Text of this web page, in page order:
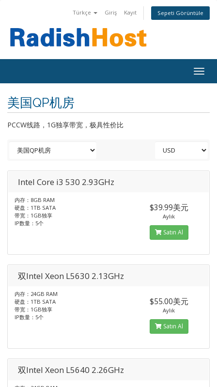
Türkçe Giriş Kayıt Sepeti Görüntüle
美国QP机房
PCCW线路，1G独享带宽，极具性价比
Intel Core i3 530 2.93GHz
内存：8GB RAM
硬盘：1TB SATA
带宽：1GB独享
IP数量：5个
$39.99美元
Aylık
Satın Al
双Intel Xeon L5630 2.13GHz
内存：24GB RAM
硬盘：1TB SATA
带宽：1GB独享
IP数量：5个
$55.00美元
Aylık
Satın Al
双Intel Xeon L5640 2.26GHz